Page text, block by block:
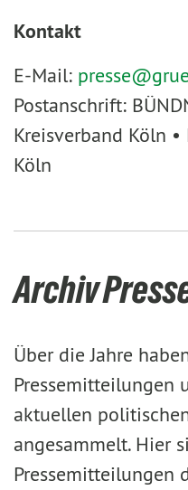
Kontakt
E-Mail: presse@
Postanschrift:
Kreisverband Köln
Köln
Archiv
Über die Jahre
Pressemitteilungen
aktuellen
angesammelt. Hier
Pressemitteilungen